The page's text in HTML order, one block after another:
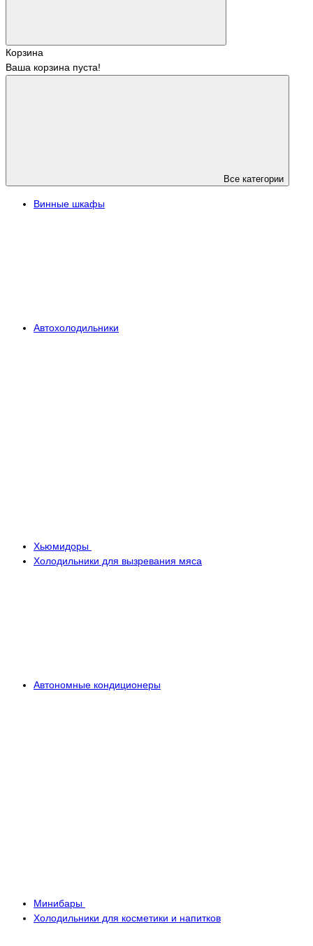
Корзина
Ваша корзина пуста!
Все категории
Винные шкафы
Автохолодильники
Хьюмидоры
Холодильники для вызревания мяса
Автономные кондиционеры
Минибары
Холодильники для косметики и напитков